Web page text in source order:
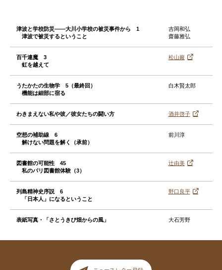
津波と学校防災――大川小学校の被災事件から 1
津波で被災するということ
吉岡和弘
齋藤雅弘
百千連魔 3
虹を越えて
松山巖
うたかたの生物学 5（最終回）
機能は細部に宿る
白木賢太郎
わきまえない私や彼／彼女たちの闘い方 酒井啓子
空想の補助線 6
解けない問題を解く（承前）
前川淳
図書館の可能性 45
私のパリ図書館体験（3）
辻由美
列島精神史序説 6
「日本人」になるということ
野口良平
表紙写真・「さとうきび畑からの風」 大石芳野